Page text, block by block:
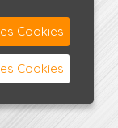
Cookies
Cookies